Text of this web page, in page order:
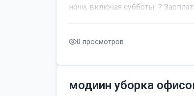
ночи, включая субботы. ?
0 просмотров
модиин уборка